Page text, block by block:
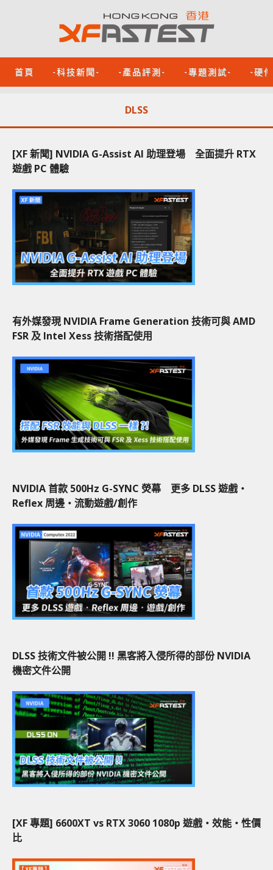
首頁 -科技新聞- -產品評測- -專題測試- -硬
DLSS
[XF 新聞] NVIDIA G-Assist AI 助理登場 全面提升 RTX
遊戲 PC 體驗
有外媒發現 NVIDIA Frame Generation 技術可與 AMD
FSR 及 Intel Xess 技術搭配使用
NVIDIA 首款 500Hz G-SYNC 熒幕 更多 DLSS 遊戲‧
Reflex 周邊‧流動遊戲/創作
DLSS 技術文件被公開 !! 黑客將入侵所得的部份 NVIDIA
機密文件公開
[XF 專題] 6600XT vs RTX 3060 1080p 遊戲‧效能‧性價
比